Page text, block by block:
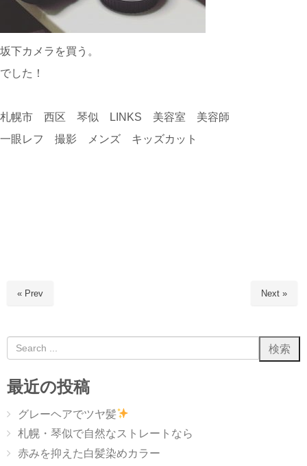
坂下カメラを買う。
でした！
札幌市 西区 琴似 LINKS 美容室 美容師
一眼レフ 撮影 メンズ キッズカット
« Prev Next »
最近の投稿
グレーヘアでツヤ髪
札幌・琴似で自然なストレートなら
赤みを抑えた白髪染めカラー